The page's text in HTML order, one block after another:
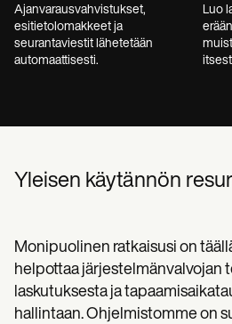
Ajanvarausvahvistukset,
esitietolomakkeet ja
seurantaviestit lähetetään
automaattisesti.
Luo
Yleisen käytännön
Monipuolinen ratkaisusi on
helpottaa järjestelmänvalvojan
laskutuksesta ja
hallintaan. Ohjelmistomme on